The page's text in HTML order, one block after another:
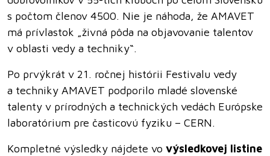
s počtom členov 4500. Nie je náhoda, že AMAVET
má prívlastok „živná pôda na objavovanie talentov
v oblasti vedy a techniky“.
Po prvýkrát v 21. ročnej histórii Festivalu vedy
a techniky AMAVET podporilo mladé slovenské
talenty v prírodných a technických vedách Európske
laboratórium pre časticovú fyziku – CERN.
Kompletné výsledky nájdete vo výsledkovej listine